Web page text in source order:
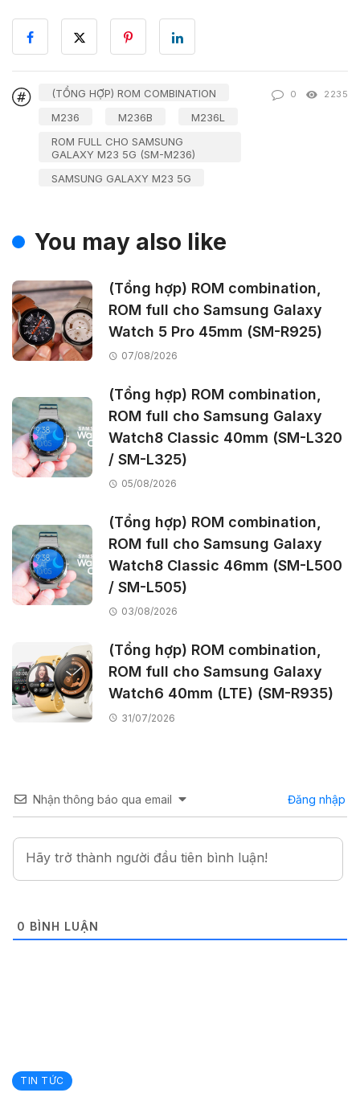
(TỔNG HỢP) ROM COMBINATION
M236
M236B
M236L
ROM FULL CHO SAMSUNG
GALAXY M23 5G (SM-M236)
SAMSUNG GALAXY M23 5G
0 2235
You may also like
(Tổng hợp) ROM combination,
ROM full cho Samsung Galaxy
Watch 5 Pro 45mm (SM-R925)
07/08/2026
(Tổng hợp) ROM combination,
ROM full cho Samsung Galaxy
Watch8 Classic 40mm (SM-L320
/ SM-L325)
05/08/2026
(Tổng hợp) ROM combination,
ROM full cho Samsung Galaxy
Watch8 Classic 46mm (SM-L500
/ SM-L505)
03/08/2026
(Tổng hợp) ROM combination,
ROM full cho Samsung Galaxy
Watch6 40mm (LTE) (SM-R935)
31/07/2026
Nhận thông báo qua email Đăng nhập
0 BÌNH LUẬN
TIN TỨC